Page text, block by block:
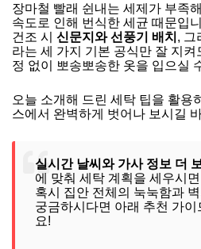
장마철 빨래 쉰내는 세제가 부족
속도로 인해 번식한 세균 때문입
건조 시 신문지와 선풍기 배치 , 그
라는 세 가지 기본 공식만 잘 지
정 없이 뽀송뽀송한 옷을 입으실
오늘 소개해 드린 세탁 팁을 활용
스에서 완벽하게 벗어나 보시길
실시간 날씨와 가사 정보 더
에 맞춰 세탁 계획을 세우시
혹시 집안 전체의 눅눅함과
궁금하시다면 아래 추천 가이
요!